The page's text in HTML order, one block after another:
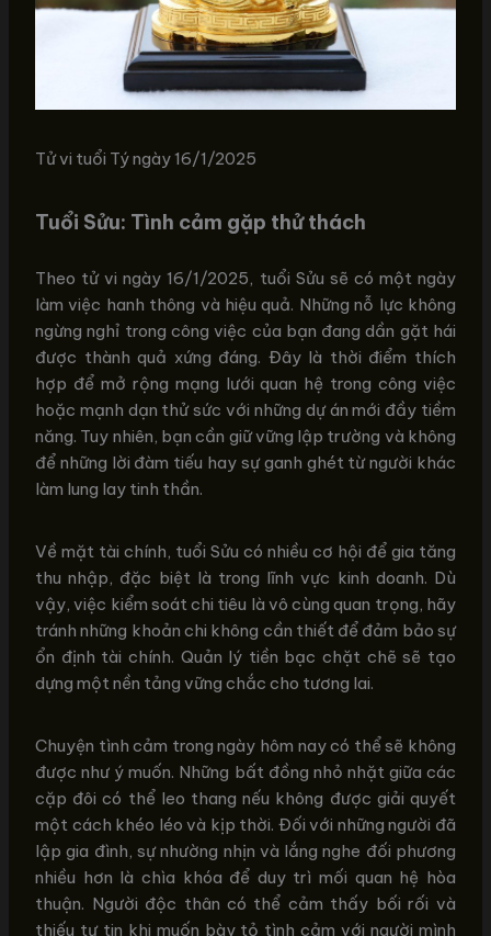
Tử vi tuổi Tý ngày 16/1/2025
Tuổi Sửu: Tình cảm gặp thử thách
Theo tử vi ngày 16/1/2025, tuổi Sửu sẽ có một ngày
làm việc hanh thông và hiệu quả. Những nỗ lực không
ngừng nghỉ trong công việc của bạn đang dần gặt hái
được thành quả xứng đáng. Đây là thời điểm thích
hợp để mở rộng mạng lưới quan hệ trong công việc
hoặc mạnh dạn thử sức với những dự án mới đầy tiềm
năng. Tuy nhiên, bạn cần giữ vững lập trường và không
để những lời đàm tiếu hay sự ganh ghét từ người khác
làm lung lay tinh thần.
Về mặt tài chính, tuổi Sửu có nhiều cơ hội để gia tăng
thu nhập, đặc biệt là trong lĩnh vực kinh doanh. Dù
vậy, việc kiểm soát chi tiêu là vô cùng quan trọng, hãy
tránh những khoản chi không cần thiết để đảm bảo sự
ổn định tài chính. Quản lý tiền bạc chặt chẽ sẽ tạo
dựng một nền tảng vững chắc cho tương lai.
Chuyện tình cảm trong ngày hôm nay có thể sẽ không
được như ý muốn. Những bất đồng nhỏ nhặt giữa các
cặp đôi có thể leo thang nếu không được giải quyết
một cách khéo léo và kịp thời. Đối với những người đã
lập gia đình, sự nhường nhịn và lắng nghe đối phương
nhiều hơn là chìa khóa để duy trì mối quan hệ hòa
thuận. Người độc thân có thể cảm thấy bối rối và
thiếu tự tin khi muốn bày tỏ tình cảm với người mình